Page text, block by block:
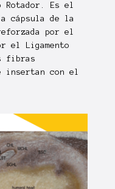
Rotador. Es el
cápsula de la
por el
el
Ligamento
fibras
insertan con el